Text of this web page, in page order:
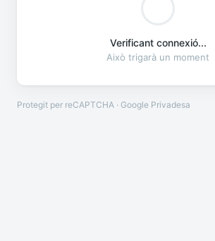
Verificant connexió...
Això trigarà un moment
Protegit per reCAPTCHA · Google Privadesa